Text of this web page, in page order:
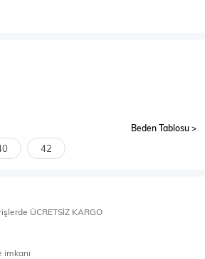
Beden Tablosu
42
ÜCRETSİZ KARGO
imkanı